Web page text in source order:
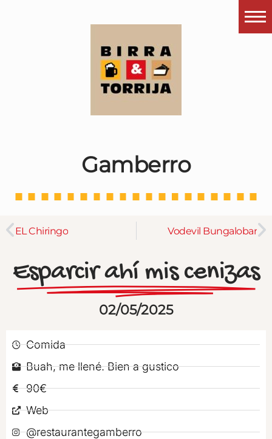
¿Esto que es pués?
Últimas visitas
Todos los garitos
Por el mundo
Contactar
Instagram
Gamberro
EL Chiringo Vodevil Bungalobar
Esparcir ahí mis cenizas
02/05/2025
Comida
Buah, me llené. Bien a gustico
90€
Web
@restaurantegamberro